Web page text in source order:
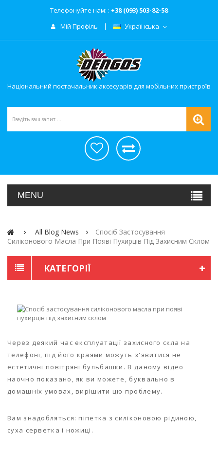
Телефонуйте нам: : +38 (093) 503-82-58
Мій Профіль
Українська
Національний постачальник аксесуарів для мобільних пристроїв
MENU
All Blog News
Спосіб Застосування
Силіконового Масла При Появі Пухирців Під Захисним Склом
КАТЕГОРІЇ
Через деякий час експлуатації захисного скла на
телефоні, під його краями можуть з'явитися не
естетичні повітряні бульбашки. В даному відео
наочно показано, як ви можете, буквально в
домашніх умовах, вирішити цю проблему.
Вам знадобляться: піпетка з силіконовою рідиною,
суха серветка і ножиці.